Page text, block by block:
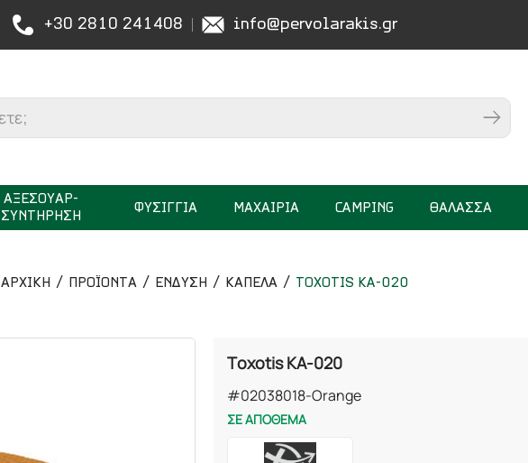
+30 2810 241408 info@pervolarakis.gr
ΑΞΕΣΟΥΑΡ-
ΣΥΝΤΗΡΗΣΗ
ΦΥΣΙΓΓΙΑ ΜΑΧΑΙΡΙΑ CAMPING ΘΑΛΑΣΣΑ
ΑΡΧΙΚΉ ΠΡΟΪΟΝΤΑ ΕΝΔΥΣΗ ΚΑΠΕΛΑ TOXOTIS KA-020
Toxotis KA-020
#02038018-Orange
ΣΕ ΑΠΟΘΕΜΑ